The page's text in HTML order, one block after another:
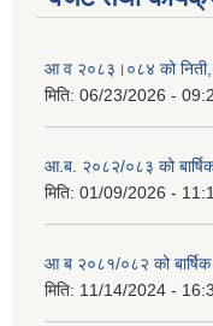
आ व २०८३।०८४ को निती,
मिति: 06/23/2026 -
आ.ब. २०८२/०८३ को
मिति: 01/09/2026 -
आ ब २०८१/०८२ को
मिति: 11/14/2024 -